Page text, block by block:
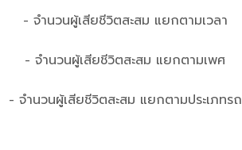
- จำนวนผู้เสียชีวิตสะสม แยกตามเวลา
- จำนวนผู้เสียชีวิตสะสม แยกตามเพศ
- จำนวนผู้เสียชีวิตสะสม แยกตามประเภทรถ